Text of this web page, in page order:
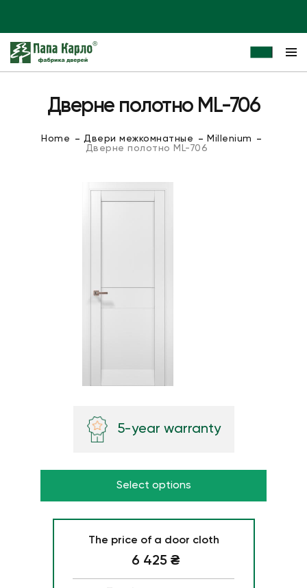
Дверне полотно ML-706
Home Двери межкомнатные
Millenium
Дверне полотно ML-706
5-year warranty
Select options
The price of a door cloth
6 425 ₴